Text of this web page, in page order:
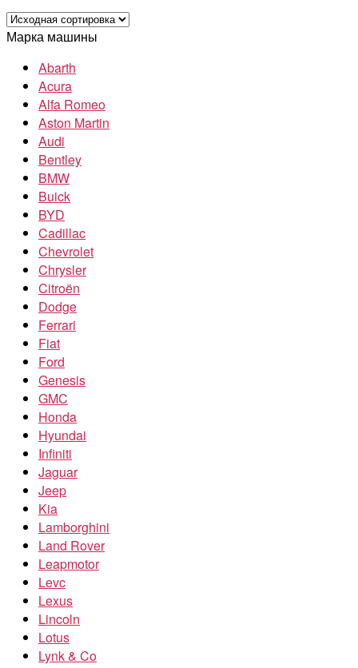
Марка машины
Abarth
Acura
Alfa Romeo
Aston Martin
Audi
Bentley
BMW
Buick
BYD
Cadillac
Chevrolet
Chrysler
Citroën
Dodge
Ferrari
Fiat
Ford
Genesis
GMC
Honda
Hyundai
Infiniti
Jaguar
Jeep
Kia
Lamborghini
Land Rover
Leapmotor
Levc
Lexus
Lincoln
Lotus
Lynk & Co